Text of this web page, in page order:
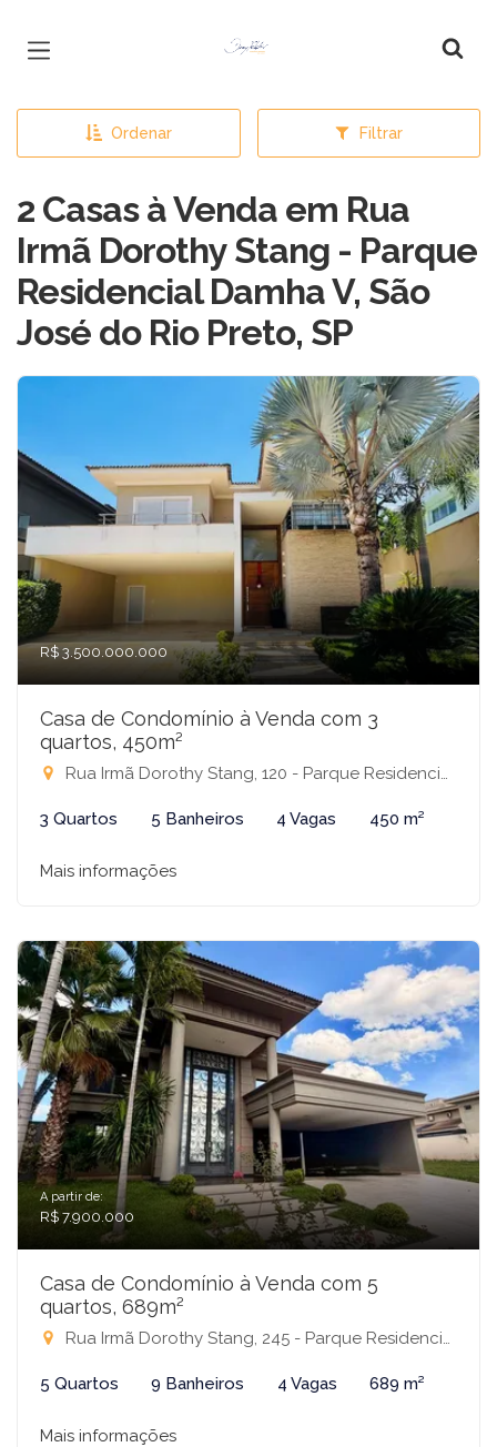
Página inicial
Ordenar Filtrar
2 Casas à Venda em Rua
Irmã Dorothy Stang - Parque
Residencial Damha V, São
José do Rio Preto, SP
R$ 3.500.000.000
Casa de Condomínio à Venda com 3
quartos, 450m²
Rua Irmã Dorothy Stang, 120 - Parque Residencial Damha V, São José do Rio Preto-SP
3 Quartos 5 Banheiros 4 Vagas 450 m²
Mais informações
A partir de:
R$ 7.900.000
Casa de Condomínio à Venda com 5
quartos, 689m²
Rua Irmã Dorothy Stang, 245 - Parque Residencial Damha V, São José do Rio Preto-SP
5 Quartos 9 Banheiros 4 Vagas 689 m²
Mais informações